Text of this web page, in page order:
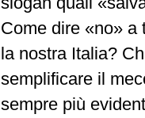
Come dire «no» a
la nostra Italia?
semplificare il
sempre più